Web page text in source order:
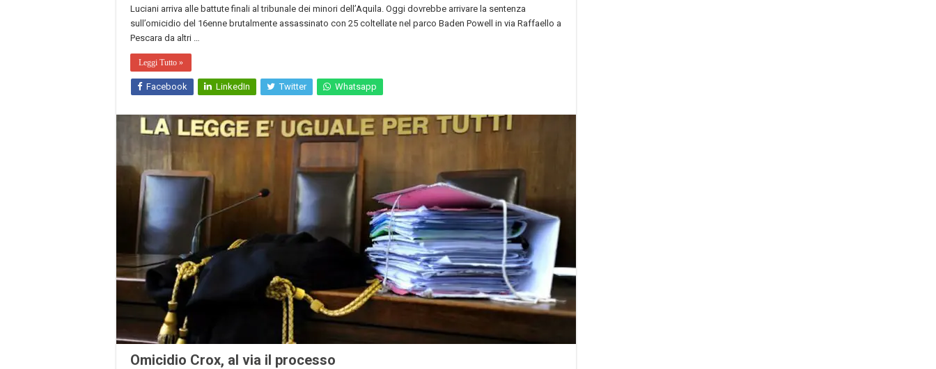
Luciani arriva alle battute finali al tribunale dei minori dell’Aquila. Oggi dovrebbe arrivare la sentenza
sull’omicidio del 16enne brutalmente assassinato con 25 coltellate nel parco Baden Powell in via Raffaello a
Pescara da altri …
Leggi Tutto »
Facebook LinkedIn Twitter Whatsapp
Omicidio Crox, al via il processo